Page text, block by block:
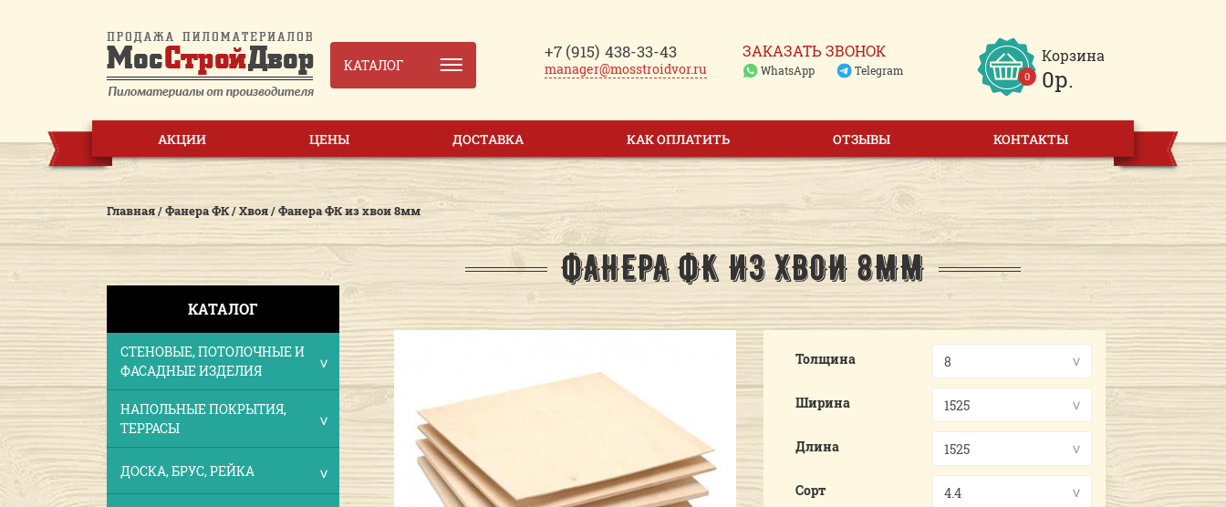
КАТАЛОГ
+7 (915) 438-33-43
manager@mosstroidvor.ru
ЗАКАЗАТЬ ЗВОНОК
WhatsApp Telegram
Корзина
0 0р.
АКЦИИ ЦЕНЫ ДОСТАВКА КАК ОПЛАТИТЬ ОТЗЫВЫ КОНТАКТЫ
Главная/Фанера ФК/Хвоя/Фанера ФК из хвои 8мм
ФАНЕРА ФК ИЗ ХВОИ 8ММ
КАТАЛОГ
СТЕНОВЫЕ, ПОТОЛОЧНЫЕ И
ФАСАДНЫЕ ИЗДЕЛИЯ
НАПОЛЬНЫЕ ПОКРЫТИЯ,
ТЕРРАСЫ
ДОСКА, БРУС, РЕЙКА
Толщина
Ширина
Длина
Сорт